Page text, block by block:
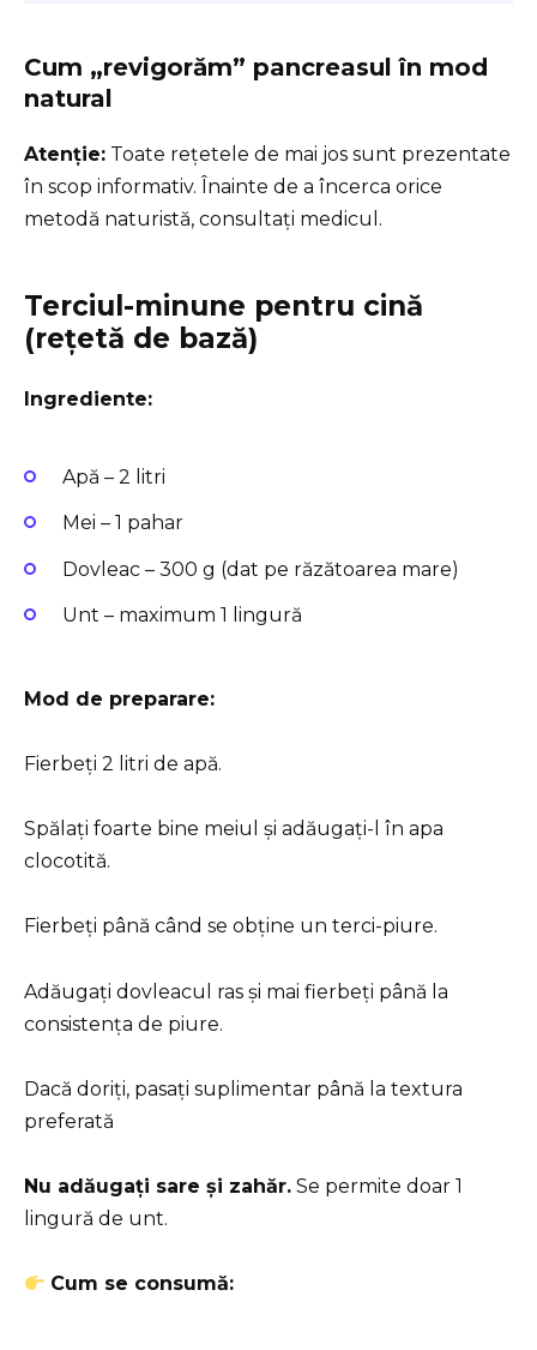
Cum „revigorăm” pancreasul în mod
natural
Atenție: Toate rețetele de mai jos sunt prezentate
în scop informativ. Înainte de a încerca orice
metodă naturistă, consultați medicul.
Terciul-minune pentru cină
(rețetă de bază)
Ingrediente:
Apă – 2 litri
Mei – 1 pahar
Dovleac – 300 g (dat pe răzătoarea mare)
Unt – maximum 1 lingură
Mod de preparare:
Fierbeți 2 litri de apă.
Spălați foarte bine meiul și adăugați-l în apa
clocotită.
Fierbeți până când se obține un terci-piure.
Adăugați dovleacul ras și mai fierbeți până la
consistența de piure.
Dacă doriți, pasați suplimentar până la textura
preferată
Nu adăugați sare și zahăr. Se permite doar 1
lingură de unt.
Cum se consumă: